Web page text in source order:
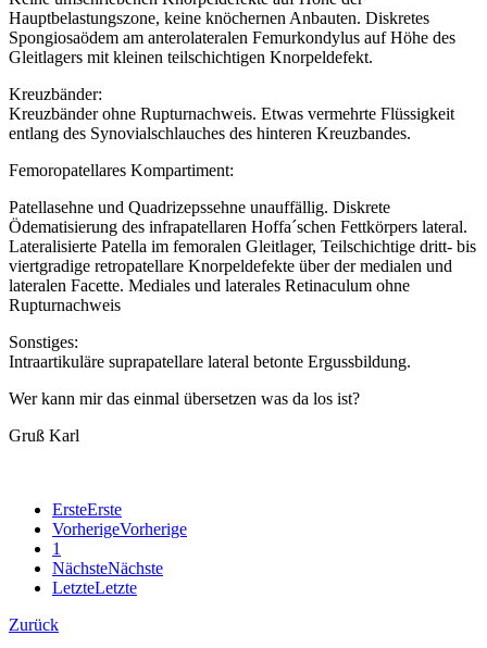
Hauptbelastungszone, keine knöchernen Anbauten. Diskretes
Spongiosaödem am anterolateralen Femurkondylus auf Höhe des
Gleitlagers mit kleinen teilschichtigen Knorpeldefekt.
Kreuzbänder:
Kreuzbänder ohne Rupturnachweis. Etwas vermehrte Flüssigkeit
entlang des Synovialschlauches des hinteren Kreuzbandes.
Femoropatellares Kompartiment:
Patellasehne und Quadrizepssehne unauffällig. Diskrete
Ödematisierung des infrapatellaren Hoffa´schen Fettkörpers lateral.
Lateralisierte Patella im femoralen Gleitlager, Teilschichtige dritt- bis
viertgradige retropatellare Knorpeldefekte über der medialen und
lateralen Facette. Mediales und laterales Retinaculum ohne
Rupturnachweis
Sonstiges:
Intraartikuläre suprapatellare lateral betonte Ergussbildung.
Wer kann mir das einmal übersetzen was da los ist?
Gruß Karl​
ErsteErste
VorherigeVorherige
1
NächsteNächste
LetzteLetzte
Zurück